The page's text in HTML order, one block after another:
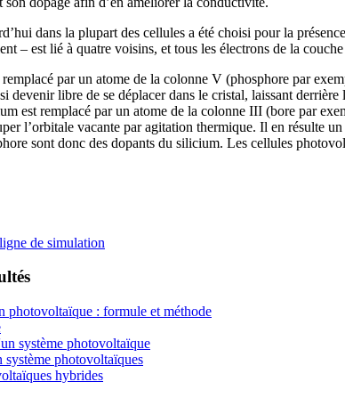
dans la plupart des cellules a été choisi pour la
– est lié à quatre voisins, et tous les électrons de la
par un atome de la colonne V (phosphore par
devenir libre de se déplacer dans le cristal, laissant
est remplacé par un atome de la colonne III (bore par
l’orbitale vacante par agitation thermique. Il en résulte
sont donc des dopants du silicium. Les cellules
de simulation
photovoltaïque : formule et méthode
système photovoltaïque
système photovoltaïques
hybrides